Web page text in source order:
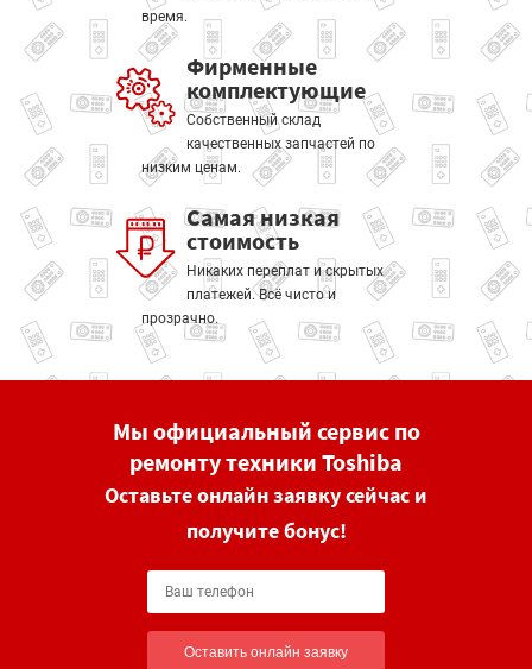
время.
Фирменные
комплектующие
Собственный склад
качественных запчастей по
низким ценам.
Самая низкая
стоимость
Никаких переплат и скрытых
платежей. Всё чисто и
прозрачно.
Мы официальный сервис по
ремонту техники Toshiba
Оставьте онлайн заявку сейчас и
получите бонус!
Оставить онлайн заявку